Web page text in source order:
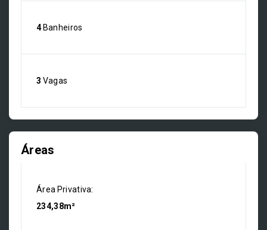
4Banheiros
3 Vagas
Áreas
Área Privativa:
234,38m²